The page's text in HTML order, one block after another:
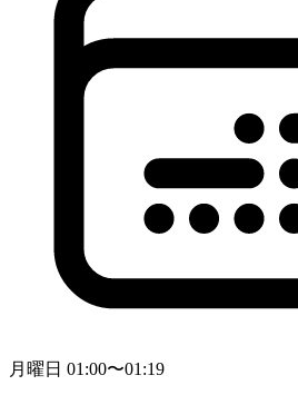
月曜日 01:00〜01:19